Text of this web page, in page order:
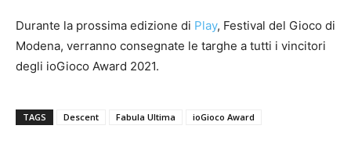
Durante la prossima edizione di Play, Festival del Gioco di
Modena, verranno consegnate le targhe a tutti i vincitori
degli ioGioco Award 2021.
TAGS Descent Fabula Ultima ioGioco Award